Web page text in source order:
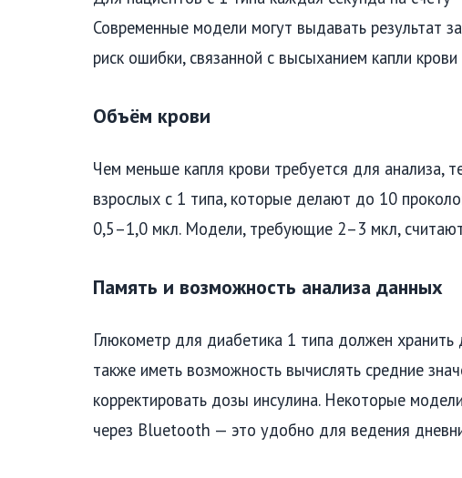
Современные модели могут выдавать результат
риск ошибки, связанной с высыханием капли крови
Объём крови
Чем меньше капля крови требуется для анализа,
взрослых с 1 типа, которые делают до 10
0,5–1,0 мкл. Модели, требующие 2–3 мкл,
Память и возможность анализа данных
Глюкометр для диабетика 1 типа должен
также иметь возможность вычислять средние
корректировать дозы инсулина. Некоторые
через Bluetooth — это удобно для ведения